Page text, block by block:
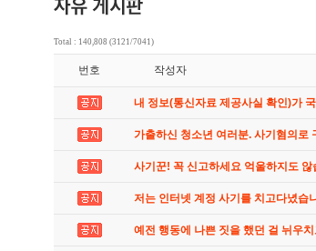
Total : 140,808 (3121/7041)
번호 작성자
내 정보(통신자료 제공사실 확인)가
가출하신 청소년 여러분. 사기혐의로
사기꾼! 꼭 신고하세요 억울하지도 않
저는 인터넷 계정 사기를 치고다녔습
예전 행동에 나쁜 짓을 했던 걸 뉘우